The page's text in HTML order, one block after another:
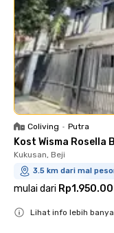
Coliving • Putra
Kost Wisma Rosella
Kukusan, Beji
3.5 km dari mal
mulai dari
Lihat info lebih